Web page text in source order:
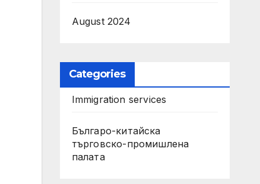
August 2024
Categories
Immigration services
Българо-китайска
търговско-промишлена
палата